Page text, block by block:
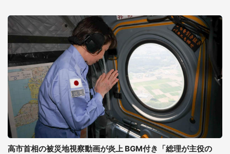
高市首相の被災地視察動画が炎上 BGM付き「総理が主役の